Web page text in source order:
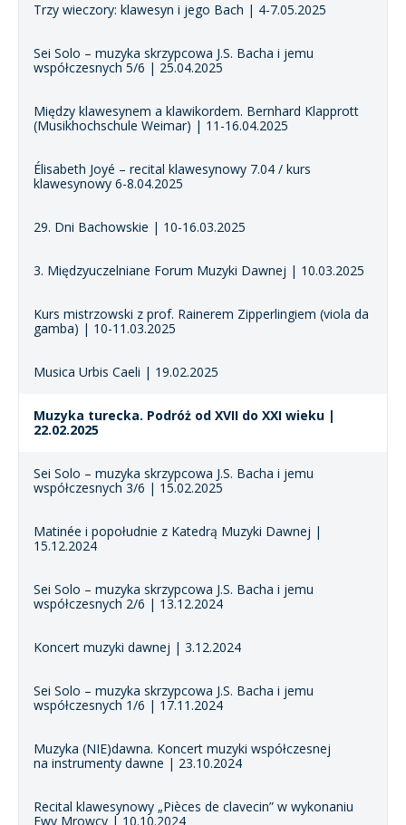
Trzy wieczory: klawesyn i jego Bach | 4-7.05.2025
Sei Solo – muzyka skrzypcowa J.S. Bacha i jemu
współczesnych 5/6 | 25.04.2025
Między klawesynem a klawikordem. Bernhard Klapprott
(Musikhochschule Weimar) | 11-16.04.2025
Élisabeth Joyé – recital klawesynowy 7.04 / kurs
klawesynowy 6-8.04.2025
29. Dni Bachowskie | 10-16.03.2025
3. Międzyuczelniane Forum Muzyki Dawnej | 10.03.2025
Kurs mistrzowski z prof. Rainerem Zipperlingiem (viola da
gamba) | 10-11.03.2025
Musica Urbis Caeli | 19.02.2025
Muzyka turecka. Podróż od XVII do XXI wieku |
22.02.2025
Sei Solo – muzyka skrzypcowa J.S. Bacha i jemu
współczesnych 3/6 | 15.02.2025
Matinée i popołudnie z Katedrą Muzyki Dawnej |
15.12.2024
Sei Solo – muzyka skrzypcowa J.S. Bacha i jemu
współczesnych 2/6 | 13.12.2024
Koncert muzyki dawnej | 3.12.2024
Sei Solo – muzyka skrzypcowa J.S. Bacha i jemu
współczesnych 1/6 | 17.11.2024
Muzyka (NIE)dawna. Koncert muzyki współczesnej
na instrumenty dawne | 23.10.2024
Recital klawesynowy „Pièces de clavecin” w wykonaniu
Ewy Mrowcy | 10.10.2024